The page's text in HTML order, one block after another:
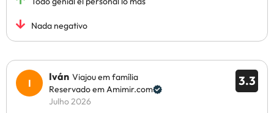
Nada negativo
3.3
Iván Viajou em família
Reservado em Amimir.com
Julho 2026